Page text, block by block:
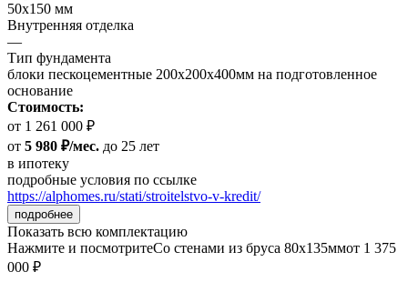
50х150 мм
Внутренняя отделка
—
Тип фундамента
блоки пескоцементные 200х200х400мм на подготовленное
основание
Стоимость:
от 1 261 000 ₽
от 5 980 ₽/мес. до 25 лет
в ипотеку
подробные условия по ссылке
https://alphomes.ru/stati/stroitelstvo-v-kredit/
подробнее
Показать всю комплектацию
Нажмите и посмотритеСо стенами из бруса 80х135ммот 1 375
000 ₽